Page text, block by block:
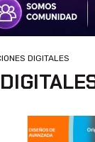
DIGITALES